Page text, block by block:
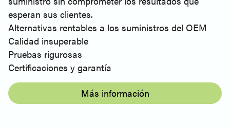
esperan sus clientes.
Alternativas rentables a los suministros del OEM
Calidad insuperable
Pruebas rigurosas
Certificaciones y garantía
Más información